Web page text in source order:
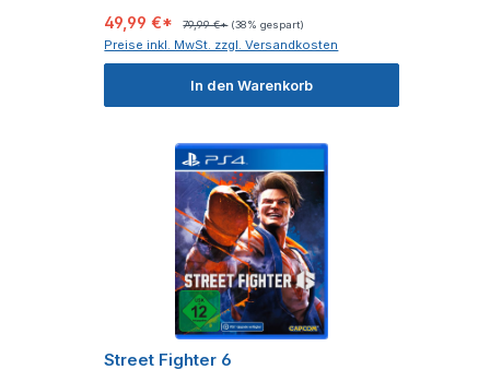
49,99 €* 79,99 €* (38% gespart)
Preise inkl. MwSt. zzgl. Versandkosten
In den Warenkorb
Street Fighter 6